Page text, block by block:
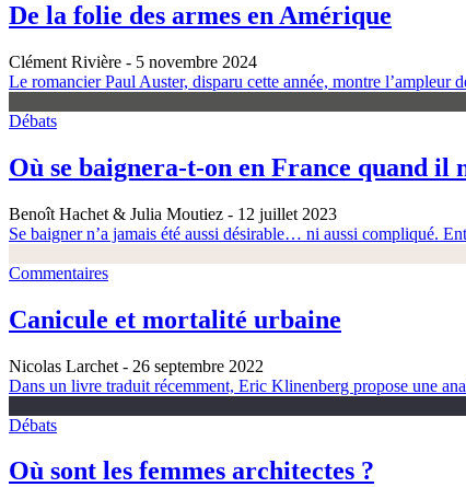
De la folie des armes en Amérique
Clément Rivière - 5 novembre 2024
Le romancier Paul Auster, disparu cette année, montre l’ampleur
Débats
Où se baignera-t-on en France quand il
Benoît Hachet & Julia Moutiez - 12 juillet 2023
Se baigner n’a jamais été aussi désirable… ni aussi compliqué.
Commentaires
Canicule et mortalité urbaine
Nicolas Larchet - 26 septembre 2022
Dans un livre traduit récemment, Eric Klinenberg propose une
Débats
Où sont les femmes architectes ?